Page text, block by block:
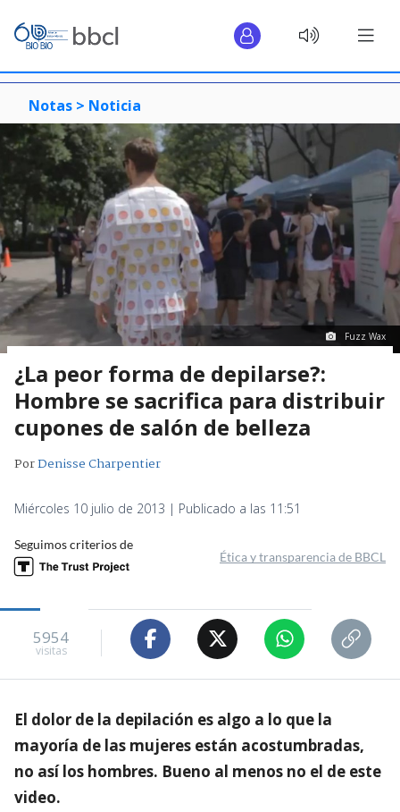
Notas > Noticia
Fuzz Wax
¿La peor forma de depilarse?:
Hombre se sacrifica para distribuir
cupones de salón de belleza
PorDenisse Charpentier
Miércoles 10 julio de 2013 | Publicado a las 11:51
Seguimos criterios de
Ética y transparencia de BBCL
5954
visitas
El dolor de la depilación es algo a lo que la
mayoría de las mujeres están acostumbradas,
no así los hombres. Bueno al menos no el de este
video.